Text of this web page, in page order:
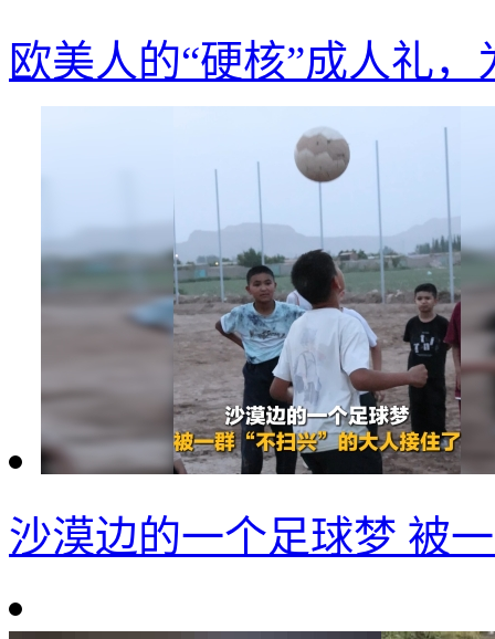
欧美人的“硬核”成人礼
沙漠边的一个足球梦 被